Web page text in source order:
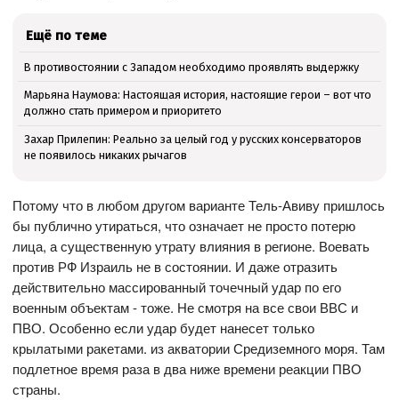
Ещё по теме
В противостоянии с Западом необходимо проявлять выдержку
Марьяна Наумова: Настоящая история, настоящие герои – вот что
должно стать примером и приоритето
Захар Прилепин: Реально за целый год у русских консерваторов
не появилось никаких рычагов
Потому что в любом другом варианте Тель-Авиву пришлось
бы публично утираться, что означает не просто потерю
лица, а существенную утрату влияния в регионе. Воевать
против РФ Израиль не в состоянии. И даже отразить
действительно массированный точечный удар по его
военным объектам - тоже. Не смотря на все свои ВВС и
ПВО. Особенно если удар будет нанесет только
крылатыми ракетами. из акватории Средиземного моря. Там
подлетное время раза в два ниже времени реакции ПВО
страны.